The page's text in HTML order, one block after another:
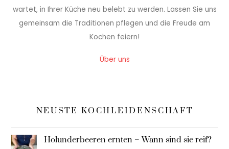
wartet, in Ihrer Küche neu belebt zu werden. Lassen Sie uns
gemeinsam die Traditionen pflegen und die Freude am
Kochen feiern!
Über uns
NEUSTE KOCHLEIDENSCHAFT
Holunderbeeren ernten – Wann sind sie reif?